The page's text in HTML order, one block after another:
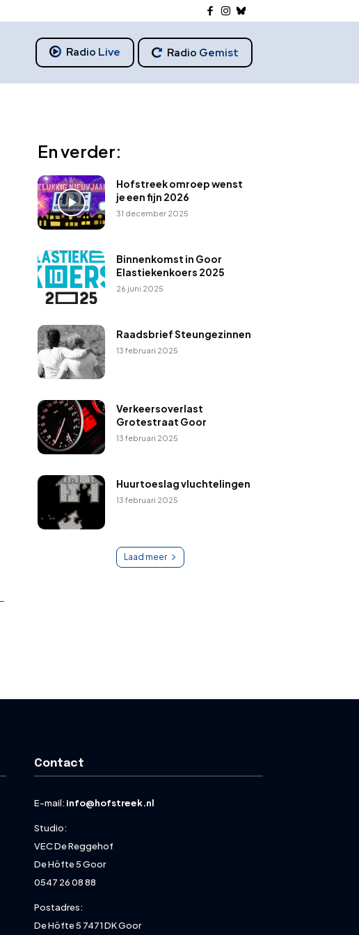
Radio Live Radio Gemist
En verder:
Hofstreek omroep wenst
je een fijn 2026
31 december 2025
Binnenkomst in Goor
Elastiekenkoers 2025
26 juni 2025
Raadsbrief Steungezinnen
13 februari 2025
Verkeersoverlast
Grotestraat Goor
13 februari 2025
Huurtoeslag vluchtelingen
13 februari 2025
Laad meer
Contact
E-mail: info@hofstreek.nl
Studio:
VEC De Reggehof
De Höfte 5 Goor
0547 26 08 88
Postadres:
De Höfte 5 7471 DK Goor